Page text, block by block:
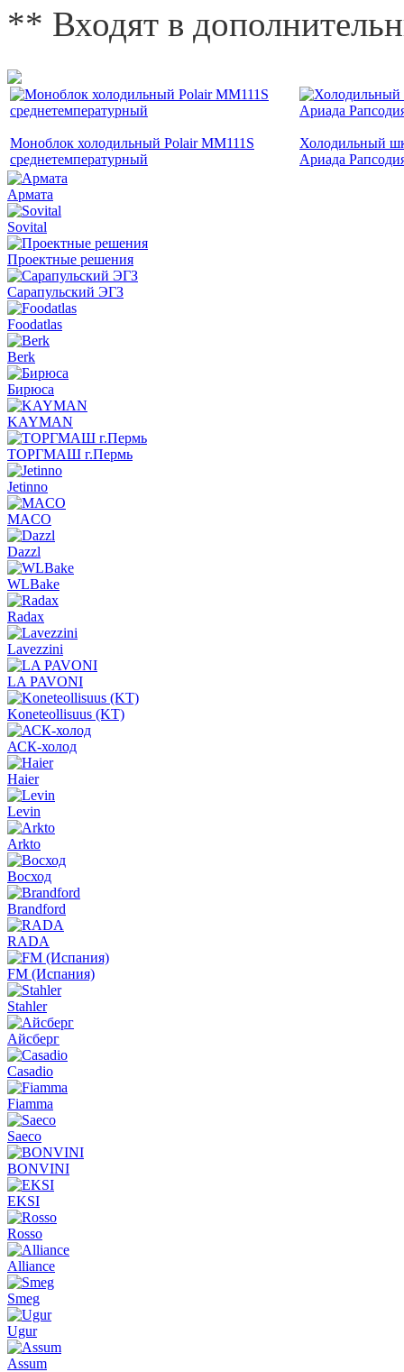
** Входят в
Моноблок холодильный Polair MM111S
среднетемпературный
Холодильный
Ариада
Армата
Sovital
Проектные решения
Сарапульский ЭГЗ
Foodatlas
Berk
Бирюса
KAYMAN
ТОРГМАШ г.Пермь
Jetinno
MACO
Dazzl
WLBake
Radax
Lavezzini
LA PAVONI
Koneteollisuus (KT)
АСК-холод
Haier
Levin
Arkto
Восход
Brandford
RADA
FM (Испания)
Stahler
Айсберг
Casadio
Fiamma
Saeco
BONVINI
EKSI
Rosso
Alliance
Smeg
Ugur
Assum